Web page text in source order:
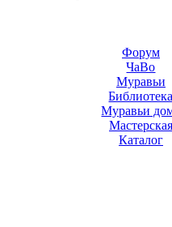
Форум
ЧаВо
Муравьи
Муравьи
Мастерская
Каталог